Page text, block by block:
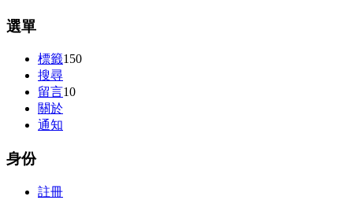
選單
標籤150
搜尋
留言10
關於
通知
身份
註冊